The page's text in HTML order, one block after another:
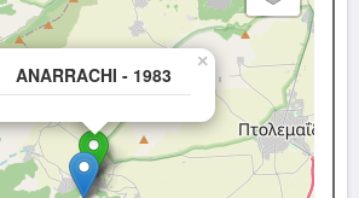
ANARRACHI - 1983
×